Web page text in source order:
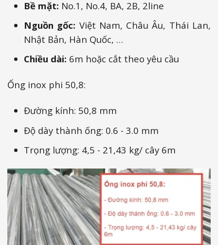
Bề mặt: No.1, No.4, BA, 2B, 2line
Nguồn gốc: Việt Nam, Châu Âu, Thái Lan,
Nhật Bản, Hàn Quốc, …
Chiều dài: 6m hoặc cắt theo yêu cầu
Ống inox phi 50,8:
Đường kính: 50,8 mm
Độ dày thành ống: 0.6 - 3.0 mm
Trọng lượng: 4,5 - 21,43 kg/ cây 6m